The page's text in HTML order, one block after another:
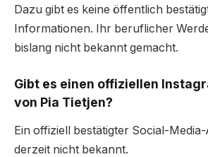
Dazu gibt es keine öffentlich
Informationen. Ihr beruflicher
bislang nicht bekannt gemacht.
Gibt es einen offiziellen
von Pia Tietjen?
Ein offiziell bestätigter Social-
derzeit nicht bekannt.